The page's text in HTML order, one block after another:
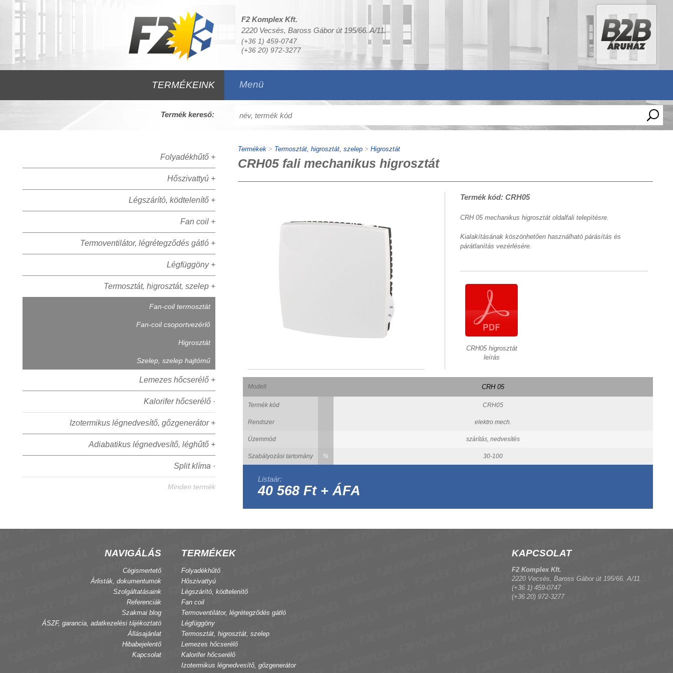
F2 Komplex Kft.
2220 Vecsés, Baross Gábor út 195/66. A/11.
(+36 1) 459-0747
(+36 20) 972-3277
TERMÉKEINK Menü
Termék kereső:
Folyadékhűtő +
Hőszivattyú +
Légszárító, ködtelenítő +
Fan coil +
Termoventilátor, légrétegződés gátló +
Légfüggöny +
Termosztát, higrosztát, szelep +
Fan-coil termosztát
Fan-coil csoportvezérlő
Higrosztát
Szelep, szelep hajtómű
Lemezes hőcserélő +
Kalorifer hőcserélő ·
Izotermikus légnedvesítő, gőzgenerátor +
Adiabatikus légnedvesítő, léghűtő +
Split klíma ·
Minden termék
Termékek> Termosztát, higrosztát, szelep> Higrosztát
CRH05 fali mechanikus higrosztát
Termék kód: CRH05
CRH 05 mechanikus higrosztát oldalfali telepítésre.
Kialakításának köszönhetően használható párásítás és
párátlanítás vezérlésére.
CRH05 higrosztát
leírás
Modell CRH 05
Termék kód CRH05
Rendszer elektro mech.
Üzemmód szárítás, nedvesítés
Szabályozási tartomány % 30-100
Listaár:
40 568 Ft + ÁFA
NAVIGÁLÁS
Cégismertető
Árlisták, dokumentumok
Szolgáltatásaink
Referenciák
Szakmai blog
ÁSZF, garancia, adatkezelési tájékoztató
Állásajánlat
Hibabejelentő
Kapcsolat
TERMÉKEK
Folyadékhűtő
Hőszivattyú
Légszárító, ködtelenítő
Fan coil
Termoventilátor, légrétegződés gátló
Légfüggöny
Termosztát, higrosztát, szelep
Lemezes hőcserélő
Kalorifer hőcserélő
Izotermikus légnedvesítő, gőzgenerátor
KAPCSOLAT
F2 Komplex Kft.
2220 Vecsés, Baross Gábor út 195/66. A/11.
(+36 1) 459-0747
(+36 20) 972-3277